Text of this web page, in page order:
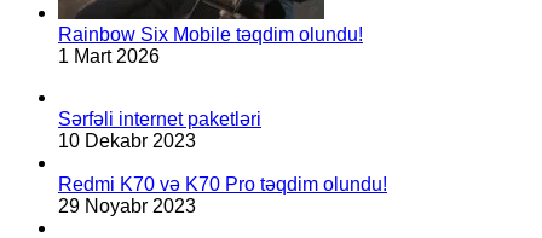
Rainbow Six Mobile təqdim olundu!
1 Mart 2026
Sərfəli internet paketləri
10 Dekabr 2023
Redmi K70 və K70 Pro təqdim olundu!
29 Noyabr 2023